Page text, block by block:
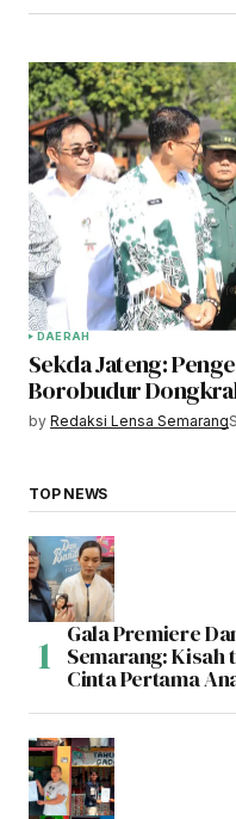
DAERAH
Sekda Jateng:
Borobudur
by Redaksi Lensa Semarang
TOP NEWS
Gala Premiere
Semarang: Kisah
Cinta Pertama